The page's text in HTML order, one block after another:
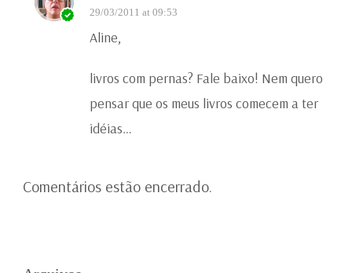
29/03/2011 at 09:53
Aline,
livros com pernas? Fale baixo! Nem quero
pensar que os meus livros comecem a ter
idéias…
Comentários estão encerrado.